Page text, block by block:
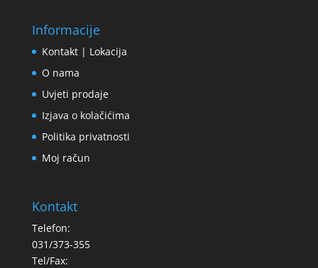
Informacije
Kontakt | Lokacija
O nama
Uvjeti prodaje
Izjava o kolačićima
Politika privatnosti
Moj račun
Kontakt
Telefon:
031/373-355
Tel/Fax: